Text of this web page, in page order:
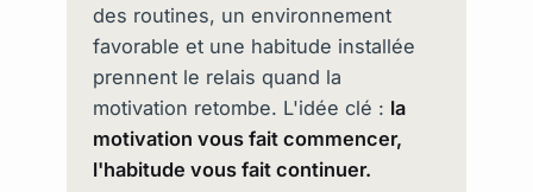
des routines, un environnement
favorable et une habitude installée
prennent le relais quand la
motivation retombe. L'idée clé : la
motivation vous fait commencer,
l'habitude vous fait continuer.